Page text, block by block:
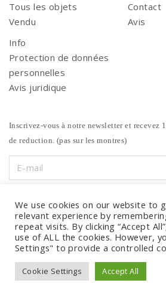
Tous les objets
Vendu
Contact
Avis
Info
Protection de données
personnelles
Avis juridique
Inscrivez-vous à notre newsletter et recevez
de reduction. (pas sur les montres)
We use cookies on our website to
relevant experience by
repeat visits. By clicking “Accept
use of ALL the cookies. However,
Settings" to provide a controlled
Cookie Settings Accept All